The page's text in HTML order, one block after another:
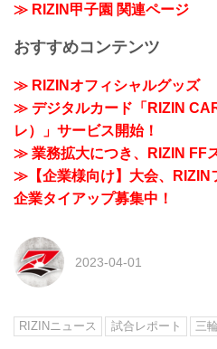
≫ RIZIN甲子園 関連ページ
おすすめコンテンツ
≫ RIZINオフィシャルグッズ
≫ デジタルカード「RIZIN
レ）」サービス開始！
≫ 業務拡大につき、RIZIN FF
≫【企業様向け】大会、RIZIN
企業タイアップ募集中！
2023-04-01
RIZINニュース 試合レポート 三